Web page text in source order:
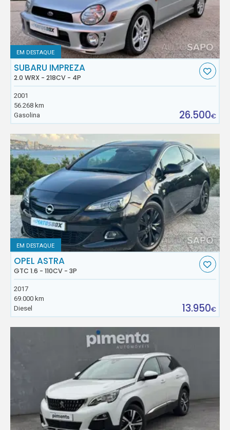
EM DESTAQUE
SUBARU IMPREZA
2.0 WRX - 218CV - 4P
2001
56.268 km
Gasolina
26.500€
EM DESTAQUE
OPEL ASTRA
GTC 1.6 - 110CV - 3P
2017
69.000 km
Diesel
13.950€